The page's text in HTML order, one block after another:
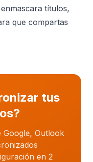
títulos,
que compartas
tus
Google, Outlook
en 2